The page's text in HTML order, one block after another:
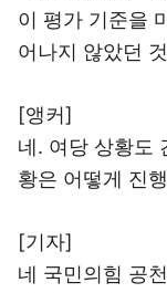
이 평가 기준을
어나지 않았던
[앵커]
네. 여당 상황도
황은 어떻게 진
[기자]
네 국민의힘 공